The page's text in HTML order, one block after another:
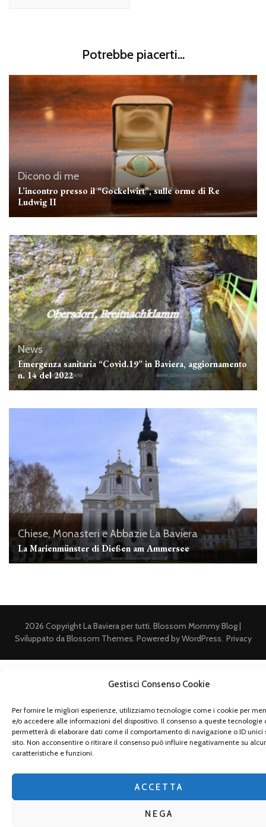
Gestisci Consenso Cookie
Per fornire le migliori esperienze, utilizziamo tecnologie come i cookie per
e/o accedere alle informazioni del dispositivo. Il consenso a queste tecnologie
permetterà di elaborare dati come il comportamento di navigazione o ID unici
sito. Non acconsentire o ritirare il consenso può influire negativamente su
caratteristiche e funzioni.
ACCETTA
NEGA
Potrebbe piacerti...
Dicono di me
L’incontro presso il “Gockelwirt”, sulle orme di Re
Ludwig II
News
Emergenza sanitaria “Covid.19” in Baviera, aggiornamento
n. 14 del 2022
Chiese, Monasteri e Abbazie La Baviera
La Marienmünster di Dießen am Ammersee
2026 CopyrightLa Baviera per tutti. Blossom Mommy Blog |
Sviluppato daBlossom Themes. Powered byWordPress. Privacy